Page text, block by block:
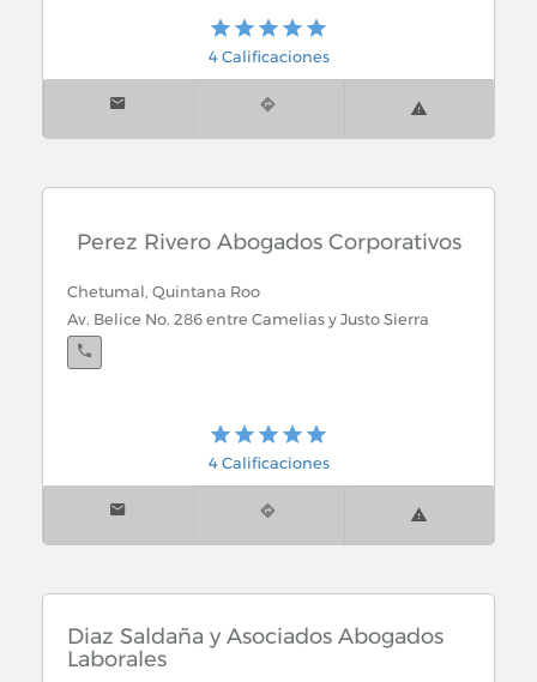
4 Calificaciones
Perez Rivero Abogados Corporativos
Chetumal, Quintana Roo
Av. Belice No. 286 entre Camelias y Justo Sierra
4 Calificaciones
Diaz Saldaña y Asociados Abogados
Laborales